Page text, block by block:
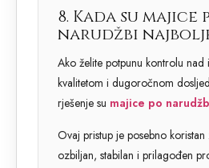
8. Kada su majice
narudžbi
Ako želite potpunu kontrolu
kvalitetom i dugoročnom
rješenje su majice po
Ovaj pristup je posebno
ozbiljan, stabilan i prilagođen